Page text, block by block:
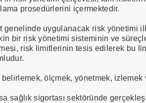
prosedürlerini içermektedir.
genelinde uygulanacak risk yönetimi
bir risk yönetimi sisteminin ve
risk limitlerinin tesis edilerek bu
belirlemek, ölçmek, yönetmek,
sağlık sigortası sektöründe